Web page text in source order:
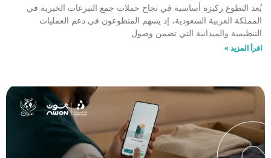
يُعد التطوع ركيزة أساسية في نجاح حملات جمع التبرعات الخيرية في
المملكة العربية السعودية، إذ يسهم المتطوعون في دعم العمليات
التنظيمية والميدانية التي تضمن وصول
اقرأ المزيد »